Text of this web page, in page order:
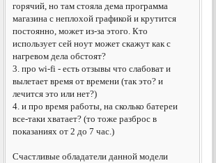
горячий, но там стояла дема программа
магазина с неплохой графикой и крутится
постоянно, может из-за этого. Кто
использует сей ноут может скажут как с
нагревом дела обстоят?
3. про wi-fi - есть отзывы что слабоват и
вылетает время от времени (так это? и
лечится это или нет?)
4. и про время работы, на сколько батереи
все-таки хватает? (то тоже разброс в
показаниях от 2 до 7 час.)
Счастливые обладатели данной модели